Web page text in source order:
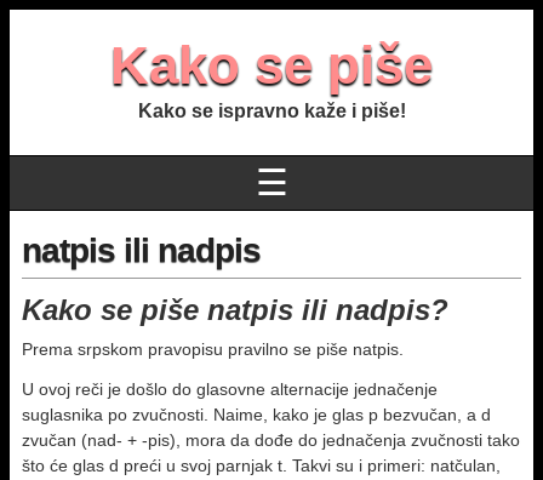
Kako se piše
Kako se ispravno kaže i piše!
☰
natpis ili nadpis
Kako se piše natpis ili nadpis?
Prema srpskom pravopisu pravilno se piše natpis.
U ovoj reči je došlo do glasovne alternacije jednačenje
suglasnika po zvučnosti. Naime, kako je glas p bezvučan, a d
zvučan (nad- + -pis), mora da dođe do jednačenja zvučnosti tako
što će glas d preći u svoj parnjak t. Takvi su i primeri: natčulan,